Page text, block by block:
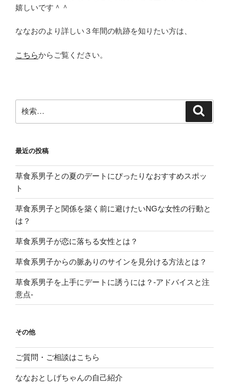
嬉しいです＾＾
ななおのより詳しい３年間の軌跡を知りたい方は、
こちらからご覧ください。
索:
最近の投稿
草食系男子との夏のデートにぴったりなおすすめスポッ
ト
草食系男子と関係を築く前に避けたいNGな女性の行動と
は？
草食系男子が恋に落ちる女性とは？
草食系男子からの脈ありのサインを見分ける方法とは？
草食系男子を上手にデートに誘うには？-アドバイスと注
意点-
その他
ご質問・ご相談はこちら
ななおとしげちゃんの自己紹介